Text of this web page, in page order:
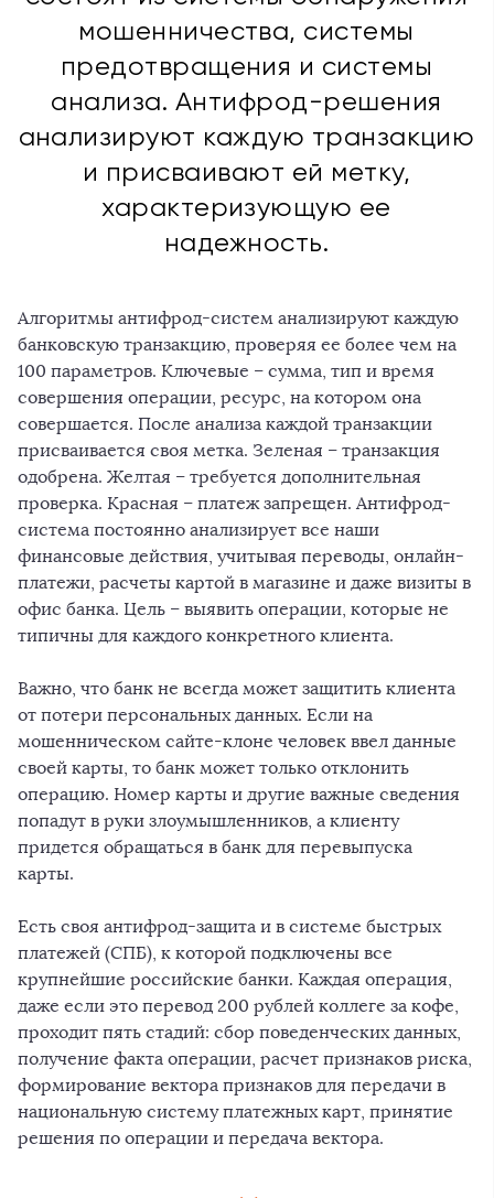
мошенничества, системы
предотвращения и системы
анализа. Антифрод-решения
анализируют каждую транзакцию
и присваивают ей метку,
характеризующую ее
надежность.
Алгоритмы антифрод-систем анализируют каждую
банковскую транзакцию, проверяя ее более чем на
100 параметров. Ключевые – сумма, тип и время
совершения операции, ресурс, на котором она
совершается. После анализа каждой транзакции
присваивается своя метка. Зеленая – транзакция
одобрена. Желтая – требуется дополнительная
проверка. Красная – платеж запрещен. Антифрод-
система постоянно анализирует все наши
финансовые действия, учитывая переводы, онлайн-
платежи, расчеты картой в магазине и даже визиты в
офис банка. Цель – выявить операции, которые не
типичны для каждого конкретного клиента.
Важно, что банк не всегда может защитить клиента
от потери персональных данных. Если на
мошенническом сайте-клоне человек ввел данные
своей карты, то банк может только отклонить
операцию. Номер карты и другие важные сведения
попадут в руки злоумышленников, а клиенту
придется обращаться в банк для перевыпуска
карты.
Есть своя антифрод-защита и в системе быстрых
платежей (СПБ), к которой подключены все
крупнейшие российские банки. Каждая операция,
даже если это перевод 200 рублей коллеге за кофе,
проходит пять стадий: сбор поведенческих данных,
получение факта операции, расчет признаков риска,
формирование вектора признаков для передачи в
национальную систему платежных карт, принятие
решения по операции и передача вектора.